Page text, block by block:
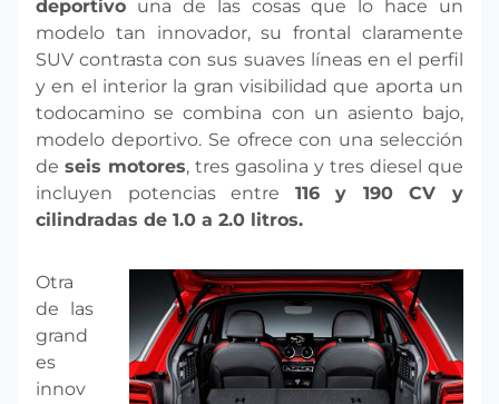
deportivo una de las cosas que lo hace un
modelo tan innovador, su frontal claramente
SUV contrasta con sus suaves líneas en el perfil
y en el interior la gran visibilidad que aporta un
todocamino se combina con un asiento bajo,
modelo deportivo. Se ofrece con una selección
de seis motores, tres gasolina y tres diesel que
incluyen potencias entre 116 y 190 CV y
cilindradas de 1.0 a 2.0 litros.
Otra
de las
grand
es
innov